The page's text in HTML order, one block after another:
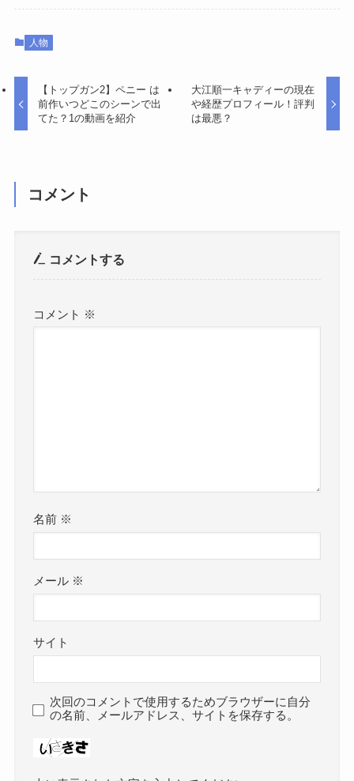
人物
【トップガン2】ペニー は
前作いつどこのシーンで出
てた？1の動画を紹介
大江順一キャディーの現在
や経歴プロフィール！評判
は最悪？
コメント
コメントする
コメント ※
名前 ※
メール ※
サイト
次回のコメントで使用するためブラウザーに自分
の名前、メールアドレス、サイトを保存する。